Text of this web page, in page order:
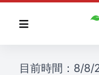
目前時間：8/8/